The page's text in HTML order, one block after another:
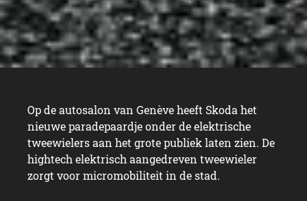
Op de autosalon van Genève heeft Skoda het
nieuwe paradepaardje onder de elektrische
tweewielers aan het grote publiek laten zien. De
hightech elektrisch aangedreven tweewieler
zorgt voor micromobiliteit in de stad.